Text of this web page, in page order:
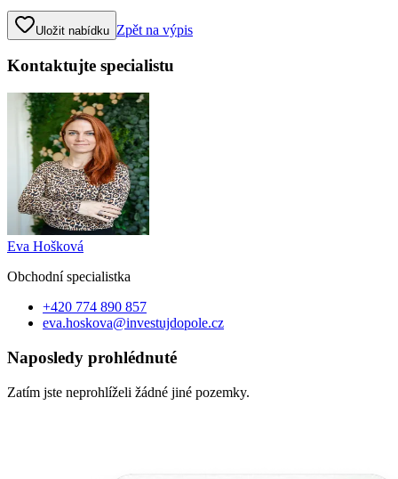
Uložit nabídku Zpět na výpis
Kontaktujte specialistu
Eva Hošková
Obchodní specialistka
+420 774 890 857
eva.hoskova@investujdopole.cz
Naposledy prohlédnuté
Zatím jste neprohlíželi žádné jiné pozemky.